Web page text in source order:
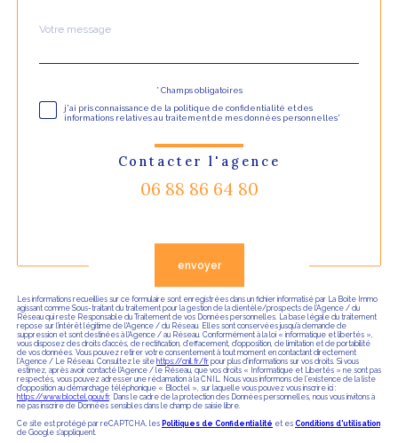
Fieldset
Message
* Champs obligatoires
j'ai pris connaissance de la politique de confidentialité et des
informations relatives au traitement de mes données personnelles*
Contacter l'agence
06 88 86 64 80
envoyer
Les informations recueillies sur ce formulaire sont enregistrées dans un fichier informatisé par La Boite Immo
agissant comme Sous-traitant du traitement pour la gestion de la clientèle/prospects de l'Agence / du
Réseau qui reste Responsable du Traitement de vos Données personnelles. La base légale du traitement
repose sur l'intérêt légitime de l'Agence / du Réseau. Elles sont conservées jusqu'à demande de
suppression et sont destinées à l'Agence / au Réseau. Conformément à la loi « informatique et libertés »,
vous disposez des droits d’accès, de rectification, d’effacement, d’opposition, de limitation et de portabilité
de vos données. Vous pouvez retirer votre consentement à tout moment en contactant directement
l’Agence / Le Réseau. Consultez le site https://cnil.fr/fr pour plus d’informations sur vos droits. Si vous
estimez, après avoir contacté l'Agence / le Réseau, que vos droits « Informatique et Libertés » ne sont pas
respectés, vous pouvez adresser une réclamation à la CNIL. Nous vous informons de l’existence de la liste
d'opposition au démarchage téléphonique « Bloctel », sur laquelle vous pouvez vous inscrire ici :
https://www.bloctel.gouv.fr. Dans le cadre de la protection des Données personnelles, nous vous invitons à
ne pas inscrire de Données sensibles dans le champ de saisie libre.
Ce site est protégé par reCAPTCHA, les Politiques de Confidentialité et es Conditions d'utilisation
de Google s'appliquent.